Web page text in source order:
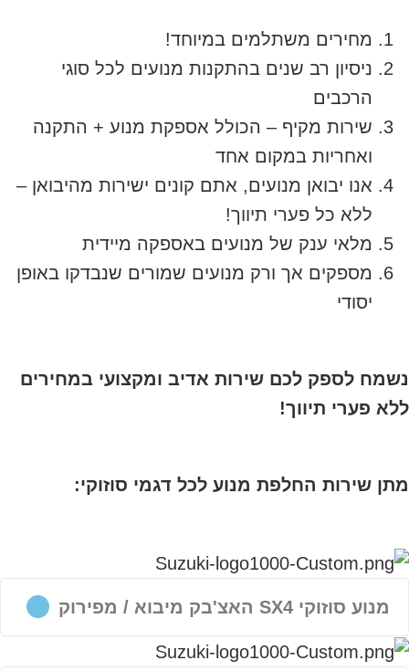
מחירים משתלמים במיוחד!
ניסיון רב שנים בהתקנות מנועים לכל סוגי
הרכבים
שירות מקיף – הכולל אספקת מנוע + התקנה
ואחריות במקום אחד
אנו יבואן מנועים, אתם קונים ישירות מהיבואן –
ללא כל פערי תיווך!
מלאי ענק של מנועים באספקה מיידית
מספקים אך ורק מנועים שמורים שנבדקו באופן
יסודי
נשמח לספק לכם שירות אדיב ומקצועי במחירים
ללא פערי תיווך!
מתן שירות החלפת מנוע לכל דגמי סוזוקי:
מנוע סוזוקי SX4 האצ'בק מיבוא / מפירוק